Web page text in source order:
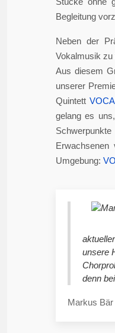
Begleitung
Neben der
Vokalmusik zu
Aus diesem
unserer
Quintett
gelang es
Umgebung:
unsere
denn
Markus Bär